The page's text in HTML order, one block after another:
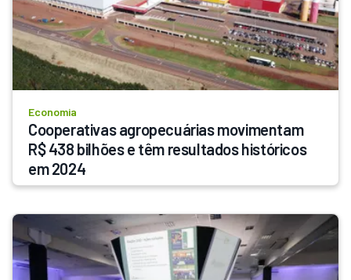
Economia
Cooperativas agropecuárias movimentam
R$ 438 bilhões e têm resultados históricos
em 2024